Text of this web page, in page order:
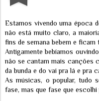
Estamos vivendo uma época
não está muito claro, a
fins de semana bebem e
Antigamente bebíamos
não se cantam mais canções
da bunda e do vai pra lá e pra
As músicas, o popular, tudo
fase, mas que fase que escolhi